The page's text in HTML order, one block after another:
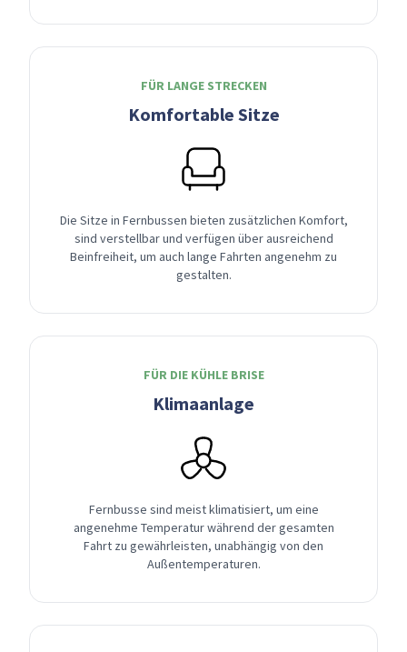
FÜR LANGE STRECKEN
Komfortable Sitze
Die Sitze in Fernbussen bieten zusätzlichen Komfort,
sind verstellbar und verfügen über ausreichend
Beinfreiheit, um auch lange Fahrten angenehm zu
gestalten.
FÜR DIE KÜHLE BRISE
Klimaanlage
Fernbusse sind meist klimatisiert, um eine
angenehme Temperatur während der gesamten
Fahrt zu gewährleisten, unabhängig von den
Außentemperaturen.